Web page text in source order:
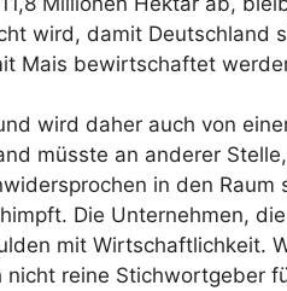
wird, damit Deutschland
Mais bewirtschaftet
wird daher auch von
müsste an anderer
in den
Die Unternehmen,
mit Wirtschaftlichkeit.
nicht reine Stichwortgeber